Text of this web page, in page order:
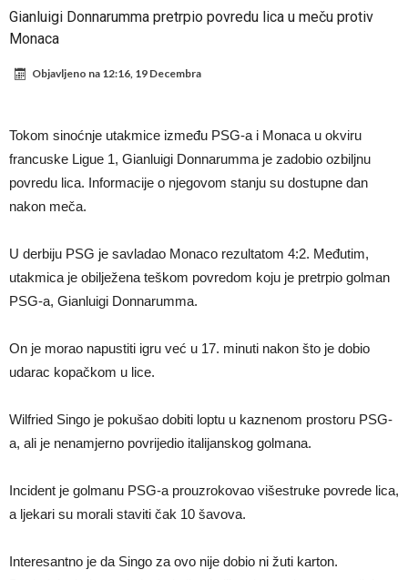
oprati
Ko je uvjerio Rodrija da izabere Barcelonu?
Samo dva fudbalska velikana uspjela su ostvariti “nemoguće”! Jedan
od njih je Messi, znate li ko je drugi?
Прijelom u transferu Romera? Inter nema dovoljno sredstava,
Atletico prati situaciju.
Gianluigi Donnarumma pretrpio povredu lica u meču protiv
Monaca
Objavljeno na 12:16, 19 Decembra
Tokom sinoćnje utakmice između PSG-a i Monaca u okviru
francuske Ligue 1, Gianluigi Donnarumma je zadobio ozbiljnu
povredu lica. Informacije o njegovom stanju su dostupne dan
nakon meča.
U derbiju PSG je savladao Monaco rezultatom 4:2. Međutim,
utakmica je obilježena teškom povredom koju je pretrpio golman
PSG-a, Gianluigi Donnarumma.
On je morao napustiti igru već u 17. minuti nakon što je dobio
udarac kopačkom u lice.
Wilfried Singo je pokušao dobiti loptu u kaznenom prostoru PSG-
a, ali je nenamjerno povrijedio italijanskog golmana.
Incident je golmanu PSG-a prouzrokovao višestruke povrede lica,
a ljekari su morali staviti čak 10 šavova.
Interesantno je da Singo za ovo nije dobio ni žuti karton.